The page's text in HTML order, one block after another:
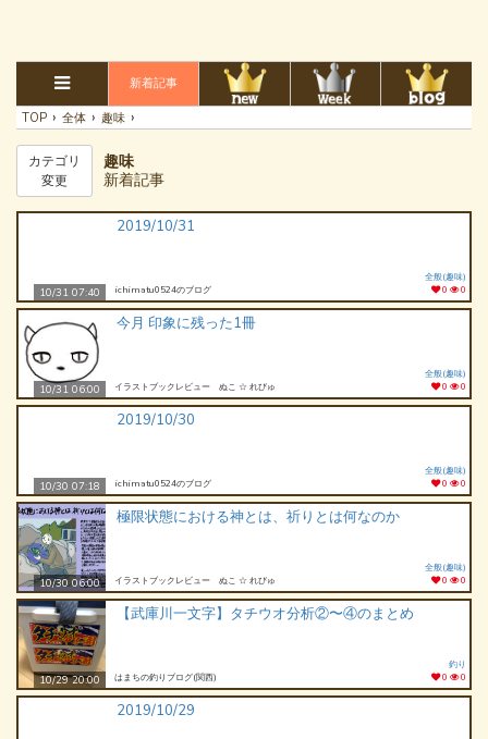
新着記事
TOP › 全体 › 趣味 ›
カテゴリ
変更
趣味
新着記事
10/31 07:40
2019/10/31
ichimatu0524のブログ
全般(趣味)
0
0
10/31 06:00
今月 印象に残った1冊
イラストブックレビュー ぬこ ☆ れびゅ
全般(趣味)
0
0
10/30 07:18
2019/10/30
ichimatu0524のブログ
全般(趣味)
0
0
10/30 06:00
極限状態における神とは、祈りとは何なのか
イラストブックレビュー ぬこ ☆ れびゅ
全般(趣味)
0
0
10/29 20:00
【武庫川一文字】タチウオ分析②〜④のまとめ
はまちの釣りブログ(関西)
釣り
0
0
2019/10/29